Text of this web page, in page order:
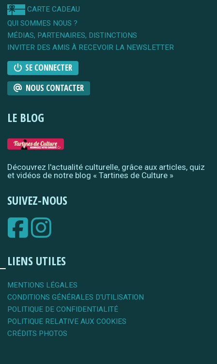
CARTE CADEAU
QUI SOMMES NOUS ?
MÉDIAS, PARTENAIRES, DISTINCTIONS
INVITER DES AMIS À RECEVOIR LA NEWSLETTER
SE CONNECTER
NOUS CONTACTER
LE BLOG
Découvrez l'actualité culturelle, grâce aux articles, quiz
et vidéos de notre blog « Tartines de Culture »
SUIVEZ-NOUS
LIENS UTILES
MENTIONS LÉGALES
CONDITIONS GÉNÉRALES D'UTILISATION
POLITIQUE DE CONFIDENTIALITÉ
POLITIQUE RELATIVE AUX COOKIES
CRÉDITS PHOTOS